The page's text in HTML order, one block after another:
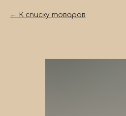
К списку товаров